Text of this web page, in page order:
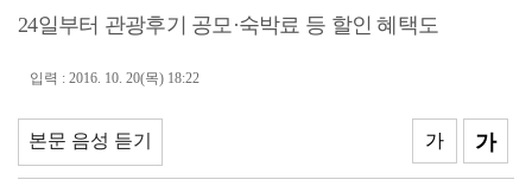
나주 상가서 화재…상가 등 8개소 피해
여자 화장실 들어가 여성 훔쳐본 10대 검거
전남사회서비스원, 보건복지부 경영평가 ‘4년 연속 A등...
"여름휴가는 청정 바다 완도서 힐링"
24일부터 관광후기 공모·숙박료 등 할인 혜택도
입력 : 2016. 10. 20(목) 18:22
본문 음성 듣기 가
가